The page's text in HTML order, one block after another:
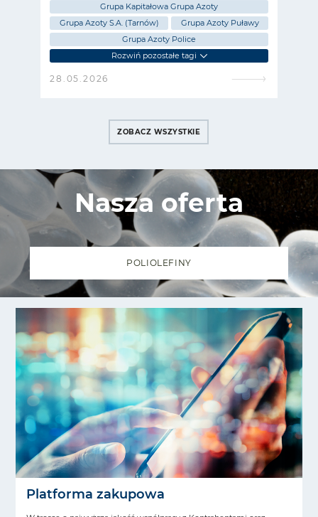
Grupa Kapitałowa Grupa Azoty
Grupa Azoty S.A. (Tarnów)
Grupa Azoty Puławy
Grupa Azoty Police
Rozwiń pozostałe tagi
28.05.2026
ZOBACZ WSZYSTKIE
Nasza oferta
POLIOLEFINY
Platforma zakupowa